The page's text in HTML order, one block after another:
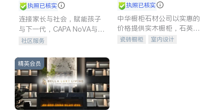
执照已核实
连接家长与社会，赋能孩子
与下一代，CAPA NoVA与您
携手建设包容、公平、充满
社区服务
执照已核实
中华橱柜石材公司以实惠的
价格提供实木橱柜，石英石
台面，多种优质不锈钢水
瓷砖橱柜
室内设计
精英会员